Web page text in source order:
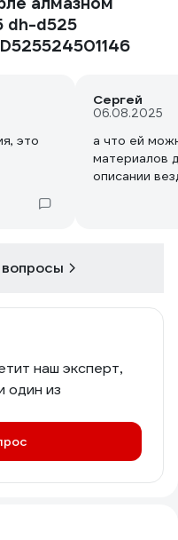
dh-d525
это
Сергей
06.08.2025
а что ей
материалов
описании
наш эксперт,
один из